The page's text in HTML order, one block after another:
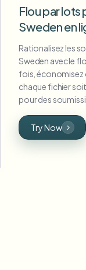
Flou par lots
Sweden en
Rationalisez les
Sweden avec le
fois, économisez
chaque fichier
pour des
Try Now